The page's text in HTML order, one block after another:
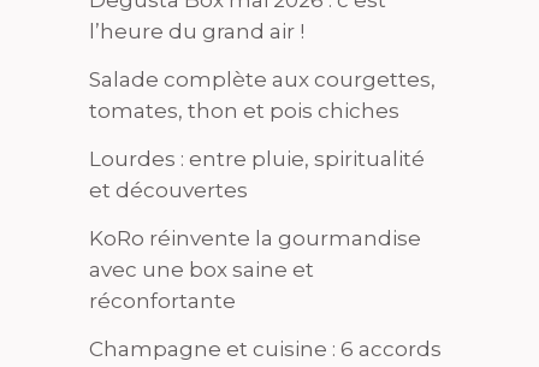
l’heure du grand air !
Salade complète aux courgettes,
tomates, thon et pois chiches
Lourdes : entre pluie, spiritualité
et découvertes
KoRo réinvente la gourmandise
avec une box saine et
réconfortante
Champagne et cuisine : 6 accords